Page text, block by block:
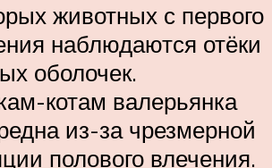
животных с первого
наблюдаются отёки
оболочек.
котам валерьянка
из-за чрезмерной
полового влечения.